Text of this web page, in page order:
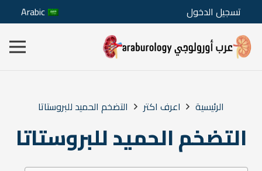
تسجيل الدخول Arabic
الرئيسية اعرف اكتر التضخم الحميد للبروستاتا
التضخم الحميد للبروستاتا